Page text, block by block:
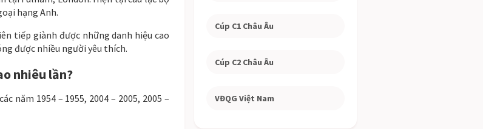
hạng Anh.
tiếp giành được những danh hiệu cao
được nhiều người yêu thích.
nhiêu lần?
năm 1954 – 1955, 2004 – 2005, 2005 –
Cúp C1 Châu Âu
Cúp C2 Châu Âu
VĐQG Việt Nam